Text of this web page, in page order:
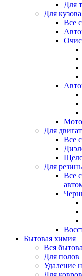
Для
Для кузова
Все
Для
Все
Для
Все
Бытовая химия
Вся
Для полов
Удаление